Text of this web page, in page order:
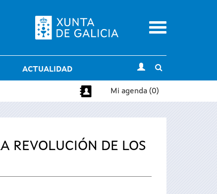
Menu
ACTUALIDAD
search
Mi agenda (0)
REVOLUCIÓN DE LOS